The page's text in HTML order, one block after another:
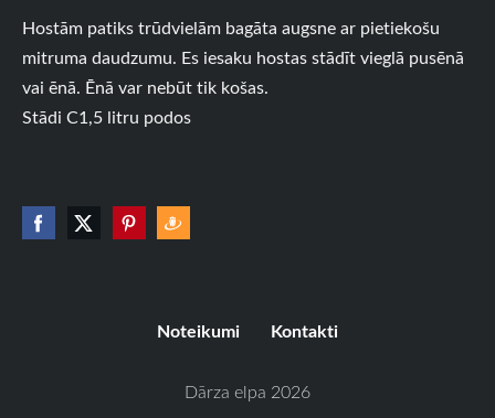
Hostām patiks trūdvielām bagāta augsne ar pietiekošu
mitruma daudzumu. Es iesaku hostas stādīt vieglā pusēnā
vai ēnā. Ēnā var nebūt tik košas.
Stādi C1,5 litru podos
Noteikumi Kontakti
Dārza elpa 2026